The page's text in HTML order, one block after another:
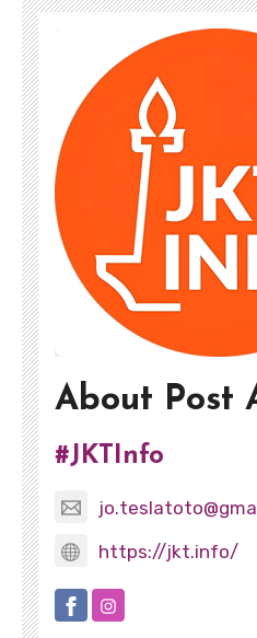
About Post
#JKTInfo
https://jkt.info/